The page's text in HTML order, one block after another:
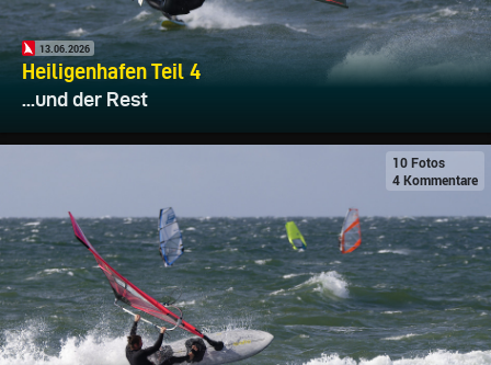
13.06.2026
Heiligenhafen Teil 4
...und der Rest
10 Fotos
4 Kommentare